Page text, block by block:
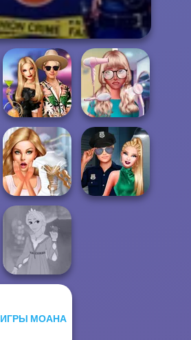
BFFs' Birthday
Bash For Babs
Nerd To Popular
Makeover Mania
Bridezilla: Prank
The Bride
Rapunzel
ИГРЫ МОАНА